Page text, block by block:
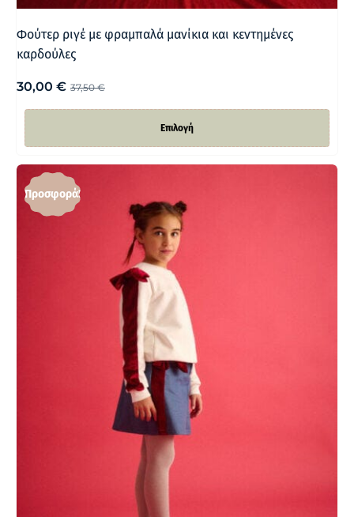
Φούτερ ριγέ με φραμπαλά μανίκια και κεντημένες
καρδούλες
37,50€
30,00 €
Επιλογή
Προσφορά!